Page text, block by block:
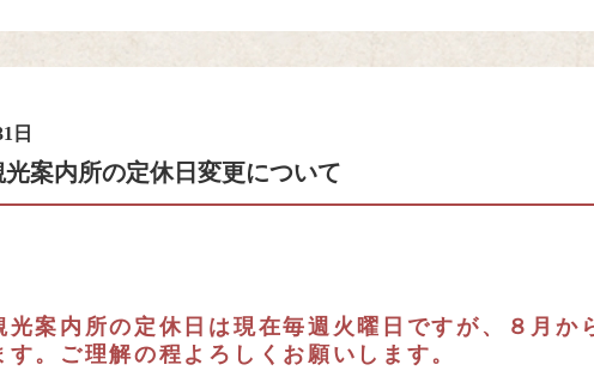
日
案内所の定休日変更について
光案内所の定休日は現在毎週火曜日ですが、８月か
す。ご理解の程よろしくお願いします。